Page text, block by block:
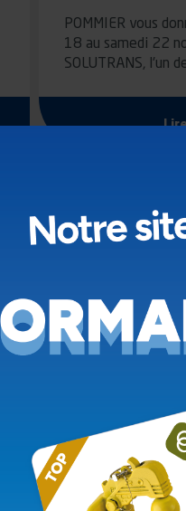
POMMIER vous
18 au samedi 22
SOLUTRANS, l'un
22.07.2024
POMMIER vous
mercredi 21 au
LASTBIL à